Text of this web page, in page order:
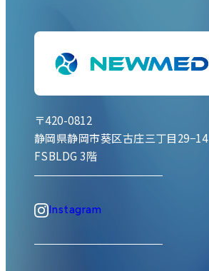
〒420-0812
静岡県静岡市葵区古庄三丁目29−14
FSBLDG 3階
Instagram